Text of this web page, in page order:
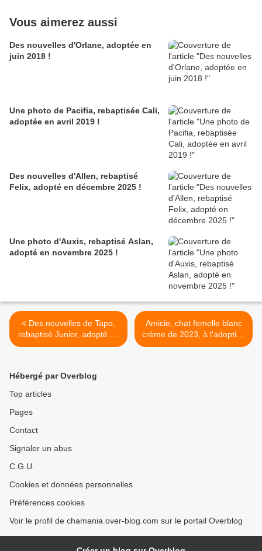
Vous aimerez aussi
Des nouvelles d'Orlane, adoptée en
juin 2018 !
Une photo de Pacifia, rebaptisée Cali,
adoptée en avril 2019 !
Des nouvelles d'Allen, rebaptisé
Felix, adopté en décembre 2025 !
Une photo d'Auxis, rebaptisé Aslan,
adopté en novembre 2025 !
< Des nouvelles de Tapo,
rebaptisé Junior, adopté en
septembre 2022 !
Amicie, chat femelle blanc
crème de 2023, à l'adoption
-> adoptée >
Hébergé par Overblog
Top articles
Pages
Contact
Signaler un abus
C.G.U.
Cookies et données personnelles
Préférences cookies
Voir le profil de chamania.over-blog.com sur le portail Overblog